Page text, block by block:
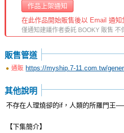
作品上架通知
在此作品開始販售後以 Email 通知
僅通知建議作者委託 BOOKY 販售 不
販售管道
通販 https://myship.7-11.com.tw/
其他說明
不存在人理燒卻的if，人類的所羅門王
【下集簡介】